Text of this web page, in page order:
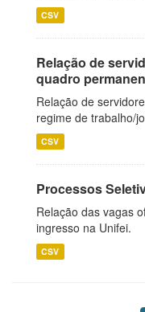
CSV
Relação de
quadro
Relação de
regime de trabalho/
CSV
Processos
Relação das vagas
ingresso na Unifei.
CSV